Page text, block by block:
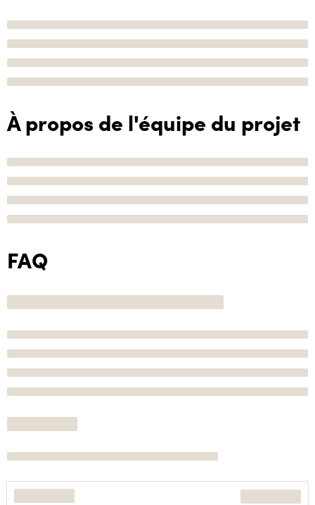
À propos de l'équipe du projet
FAQ